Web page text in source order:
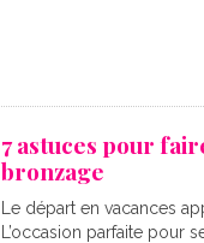
7 astuces pour
bronzage
Le départ en vacances
L’occasion parfaite pour